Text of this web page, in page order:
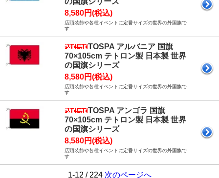
8,580円(税込)
店頭装飾や各種イベントに定番サイズの世界の外国旗で
す
TOSPA アルバニア 国旗
70×105cm テトロン製 日本製 世界
の国旗シリーズ
8,580円(税込)
店頭装飾や各種イベントに定番サイズの世界の外国旗で
す
TOSPA アンゴラ 国旗
70×105cm テトロン製 日本製 世界
の国旗シリーズ
8,580円(税込)
店頭装飾や各種イベントに定番サイズの世界の外国旗で
す
1-12 / 224 次のページへ